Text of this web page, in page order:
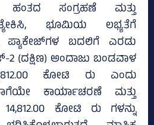
ಹಂತದ ಸಂಗ್ರಹಣೆ ಮತ್ತು
ಭೂಮಿಯ ಲಭ್ಯತೆಗೆ
ಪ್ಯಾಕೇಜ್‌ಗಳ ಬದಲಿಗೆ ಎರಡು
2 (ದಕ್ಷಿಣ) ಅಂದಾಜು ಬಂಡವಾಳ
ಕೋಟಿ ರು ಎಂದು
ಕಾರ್ಯಾಚರಣೆ ಮತ್ತು
ಕೋಟಿ ರು ಗಳನ್ನು